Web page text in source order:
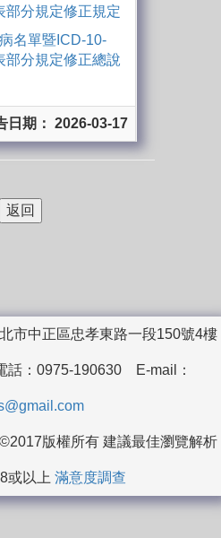
部分規定修正規定
名單暨ICD-10-
部分規定修正總說
日期： 2026-03-17
市中正區忠孝東路一段150號4樓
：0975-190630 E-mail：
版權所有 建議最佳瀏覽解析
或以上 滿意度調查